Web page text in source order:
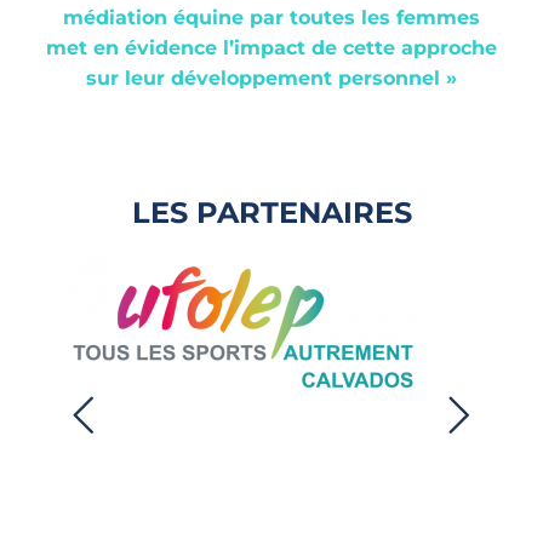
médiation équine par toutes les femmes
met en évidence l’impact de cette approche
sur leur développement personnel »
LES PARTENAIRES